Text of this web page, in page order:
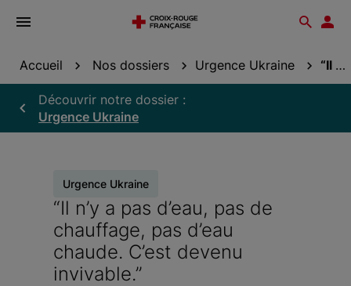
Ouvrir
Accueil Nos dossiers Urgence Ukraine “Il n’y a pas d’eau, pas de chauffage, pas d’eau...
Découvrir notre dossier :
Urgence Ukraine
Urgence Ukraine
“Il n’y a pas d’eau, pas de
chauffage, pas d’eau
chaude. C’est devenu
invivable.”